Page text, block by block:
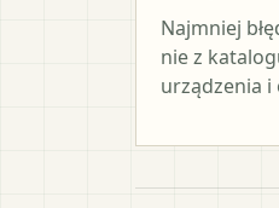
Najmniej
nie z
urządzenia i